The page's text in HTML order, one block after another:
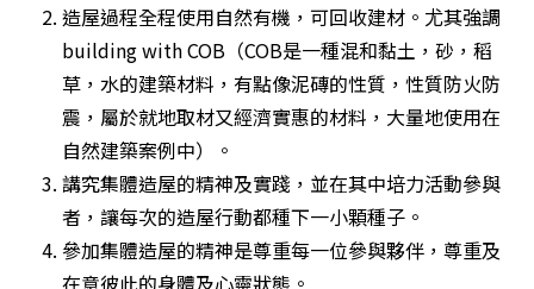
造屋過程全程使用自然有機，可回收建材。尤其強調
building with COB（COB是一種混和黏土，砂，稻
草，水的建築材料，有點像泥磚的性質，性質防火防
震，屬於就地取材又經濟實惠的材料，大量地使用在
自然建築案例中）。
講究集體造屋的精神及實踐，並在其中培力活動參與
者，讓每次的造屋行動都種下一小顆種子。
參加集體造屋的精神是尊重每一位參與夥伴，尊重及
在意彼此的身體及心靈狀態。